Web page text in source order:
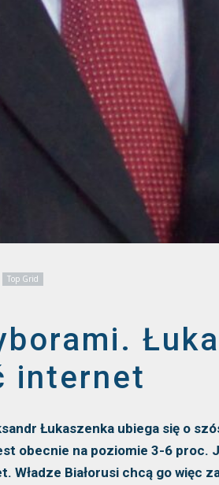
Top Grid
internet
Łukaszenka ubiega się o
obecnie na poziomie 3-6 proc.
Białorusi chcą go więc